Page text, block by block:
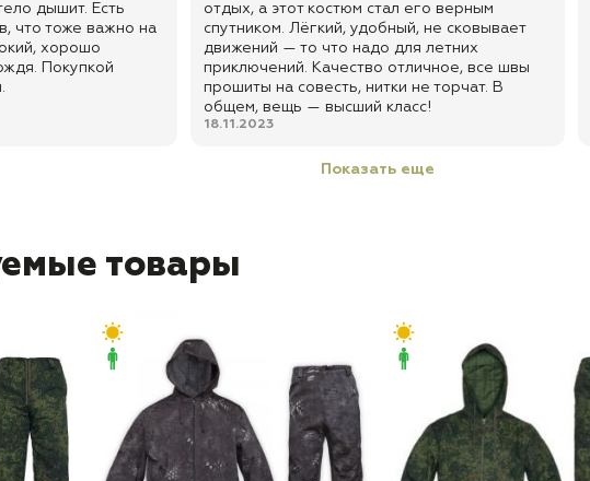
дышит. Есть
что тоже важно на
хорошо
Покупкой
отдых, а этот костюм стал его верным
спутником. Лёгкий, удобный, не сковывает
движений — то что надо для летних
приключений. Качество отличное, все швы
прошиты на совесть, нитки не торчат. В
общем, вещь — высший класс!
18.11.2023
Показать еще
товары